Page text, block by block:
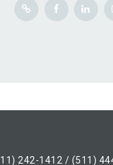
242-1412 / (511)